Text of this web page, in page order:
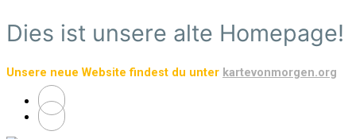
Zum
Hauptinhalt
Dies ist unsere alte Homepage!
Unsere neue Website findest du unter kartevonmorgen.org